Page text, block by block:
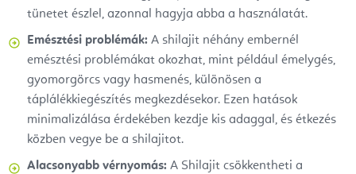
tünetet észlel, azonnal hagyja abba a használatát.
Emésztési problémák: A shilajit néhány embernél
emésztési problémákat okozhat, mint például émelygés,
gyomorgörcs vagy hasmenés, különösen a
táplálékkiegészítés megkezdésekor. Ezen hatások
minimalizálása érdekében kezdje kis adaggal, és étkezés
közben vegye be a shilajitot.
Alacsonyabb vérnyomás: A Shilajit csökkentheti a